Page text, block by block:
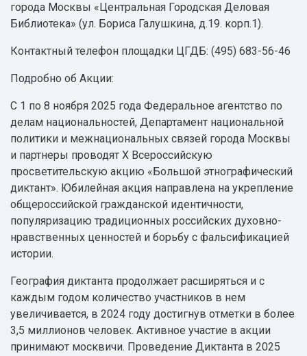
города Москвы «Центральная Городская Деловая
Библиотека» (ул. Бориса Галушкина, д.19. корп.1).
Контактный телефон площадки ЦГДБ: (495) 683-56-46
Подробно об Акции:
С 1 по 8 ноября 2025 года Федеральное агентство по
делам национальностей, Департамент национальной
политики и межнациональных связей города Москвы
и партнеры проводят X Всероссийскую
просветительскую акцию «Большой этнографический
диктант». Юбилейная акция направлена на укрепление
общероссийской гражданской идентичности,
популяризацию традиционных российских духовно-
нравственных ценностей и борьбу с фальсификацией
истории.
География диктанта продолжает расширяться и с
каждым годом количество участников в нем
увеличивается, в 2024 году достигнув отметки в более
3,5 миллионов человек. Активное участие в акции
принимают москвичи. Проведение Диктанта в 2025